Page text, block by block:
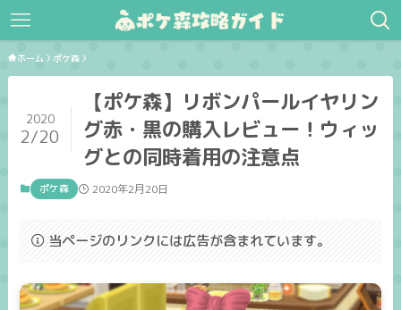
ホーム ポケ森
【ポケ森】リボンパールイヤリン
グ赤・黒の購入レビュー！ウィッ
グとの同時着用の注意点
2020
2/20
ポケ森 2020年2月20日
当ページのリンクには広告が含まれています。